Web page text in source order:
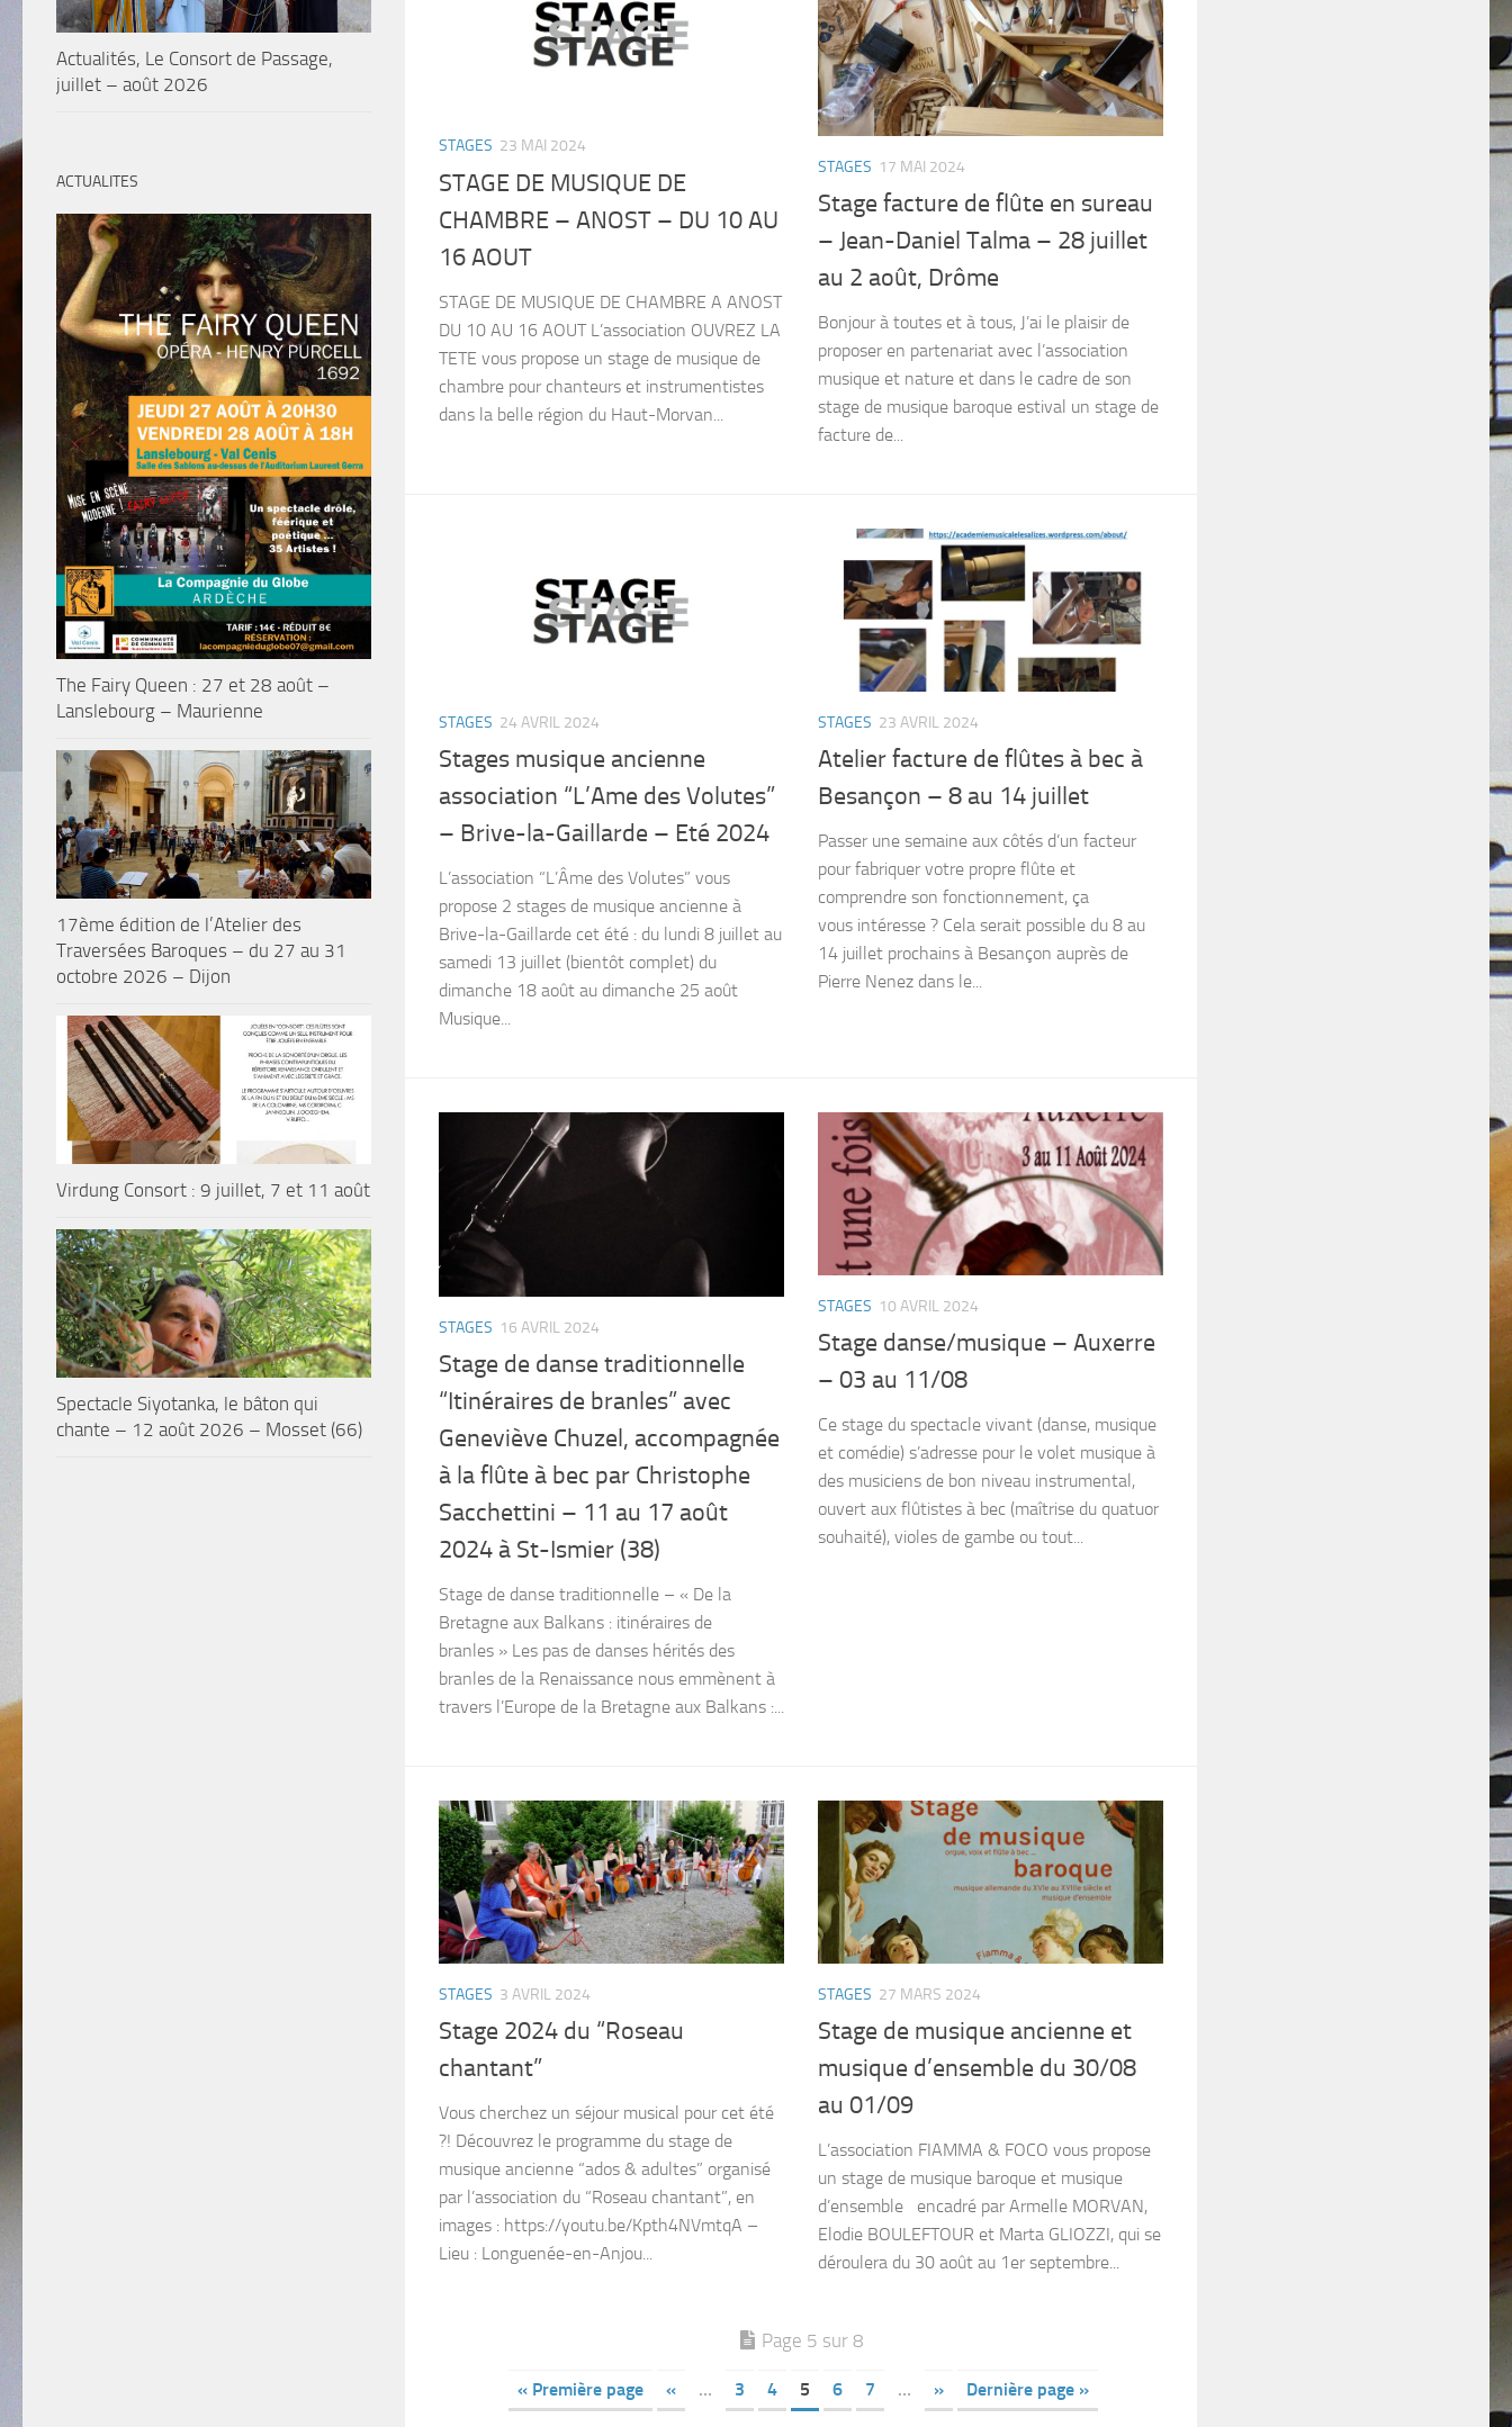
STAGES 23 MAI 2024
STAGE DE MUSIQUE DE
CHAMBRE – ANOST – DU 10 AU
16 AOUT
STAGE DE MUSIQUE DE CHAMBRE A ANOST
DU 10 AU 16 AOUT L’association OUVREZ LA
TETE vous propose un stage de musique de
chambre pour chanteurs et instrumentistes
dans la belle région du Haut-Morvan...
STAGES 17 MAI 2024
Stage facture de flûte en sureau
– Jean-Daniel Talma – 28 juillet
au 2 août, Drôme
Bonjour à toutes et à tous, J’ai le plaisir de
proposer en partenariat avec l’association
musique et nature et dans le cadre de son
stage de musique baroque estival un stage de
facture de...
STAGES 24 AVRIL 2024
Stages musique ancienne
association “L’Ame des Volutes”
– Brive-la-Gaillarde – Eté 2024
L’association “L’Âme des Volutes” vous
propose 2 stages de musique ancienne à
Brive-la-Gaillarde cet été : du lundi 8 juillet au
samedi 13 juillet (bientôt complet) du
dimanche 18 août au dimanche 25 août
Musique...
STAGES 23 AVRIL 2024
Atelier facture de flûtes à bec à
Besançon – 8 au 14 juillet
Passer une semaine aux côtés d’un facteur
pour fabriquer votre propre flûte et
comprendre son fonctionnement, ça
vous intéresse ? Cela serait possible du 8 au
14 juillet prochains à Besançon auprès de
Pierre Nenez dans le...
STAGES 16 AVRIL 2024
Stage de danse traditionnelle
“Itinéraires de branles” avec
Geneviève Chuzel, accompagnée
à la flûte à bec par Christophe
Sacchettini – 11 au 17 août
2024 à St-Ismier (38)
Stage de danse traditionnelle – « De la
Bretagne aux Balkans : itinéraires de
branles » Les pas de danses hérités des
branles de la Renaissance nous emmènent à
travers l’Europe de la Bretagne aux Balkans :...
STAGES 10 AVRIL 2024
Stage danse/musique – Auxerre
– 03 au 11/08
Ce stage du spectacle vivant (danse, musique
et comédie) s’adresse pour le volet musique à
des musiciens de bon niveau instrumental,
ouvert aux flûtistes à bec (maîtrise du quatuor
souhaité), violes de gambe ou tout...
STAGES 3 AVRIL 2024
Stage 2024 du “Roseau
chantant”
Vous cherchez un séjour musical pour cet été
?! Découvrez le programme du stage de
musique ancienne “ados & adultes” organisé
par l’association du “Roseau chantant”, en
images : https://youtu.be/Kpth4NVmtqA –
Lieu : Longuenée-en-Anjou...
STAGES 27 MARS 2024
Stage de musique ancienne et
musique d’ensemble du 30/08
au 01/09
L’association FIAMMA & FOCO vous propose
un stage de musique baroque et musique
d’ensemble encadré par Armelle MORVAN,
Elodie BOULEFTOUR et Marta GLIOZZI, qui se
déroulera du 30 août au 1er septembre...
Page 5 sur 8
« Première page « … 3 4 5 6 7 … » Dernière page »
Actualités, Le Consort de Passage,
juillet – août 2026
ACTUALITES
The Fairy Queen : 27 et 28 août –
Lanslebourg – Maurienne
17ème édition de l’Atelier des
Traversées Baroques – du 27 au 31
octobre 2026 – Dijon
Virdung Consort : 9 juillet, 7 et 11 août
Spectacle Siyotanka, le bâton qui
chante – 12 août 2026 – Mosset (66)